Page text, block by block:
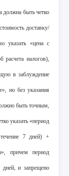
должна быть четко
доставку/
указать «цена с
расчета налогов),
в заблуждение
но без указания
быть точным,
указать «период
течение 7 дней) +
причем период
дней, и запрещено